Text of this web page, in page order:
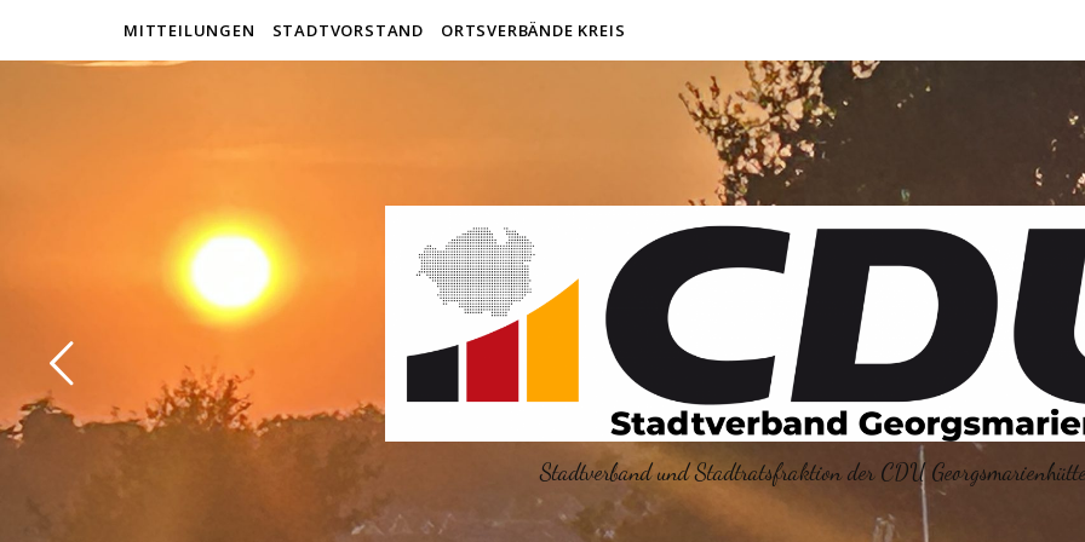
MITTEILUNGEN STADTVORSTAND ORTSVERBÄNDE KREIS
Stadtverband und Stadtratsfraktion der CDU